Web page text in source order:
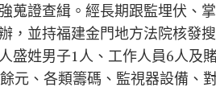
蒐證查緝。經長期跟監埋伏、
，並持福建金門地方法院核發
盛姓男子1人、工作人員6人及
元、各類籌碼、監視器設備、